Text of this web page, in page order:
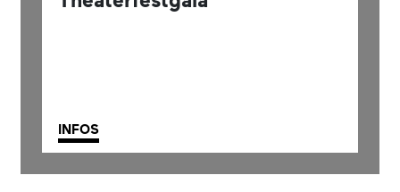
INFOS